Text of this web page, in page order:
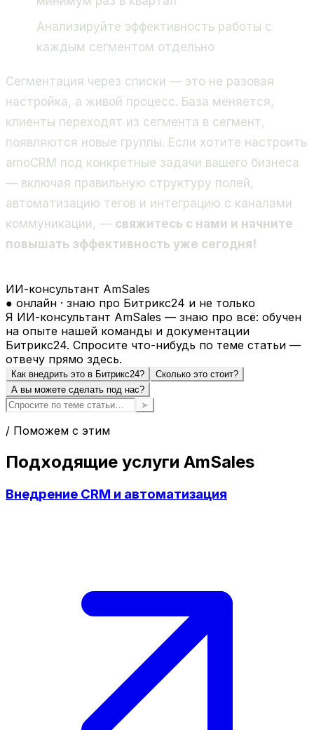
Анализируйте эффективность работы с
каждым сегментом отдельно
Сегментация через списки — это не разовая
настройка, а живой процесс. База меняется,
клиенты переходят из сегмента в сегмент,
появляются новые группы. Если хотите настроить
amoCRM под конкретные задачи вашего бизнеса
— включая правильную структуру полей,
автоматизацию тегов и интеграцию с каналами
коммуникации, — свяжитесь с нами и начните
повышать эффективность уже сегодня!
ИИ-консультант AmSales
● онлайн · знаю про Битрикс24 и не только
Я ИИ-консультант AmSales — знаю про всё: обучен
на опыте нашей команды и документации
Битрикс24. Спросите что-нибудь по теме статьи —
отвечу прямо здесь.
Как внедрить это в Битрикс24?
Сколько это стоит?
А вы можете сделать под нас?
➤
/ Поможем с этим
Подходящие услуги AmSales
Внедрение CRM и автоматизация